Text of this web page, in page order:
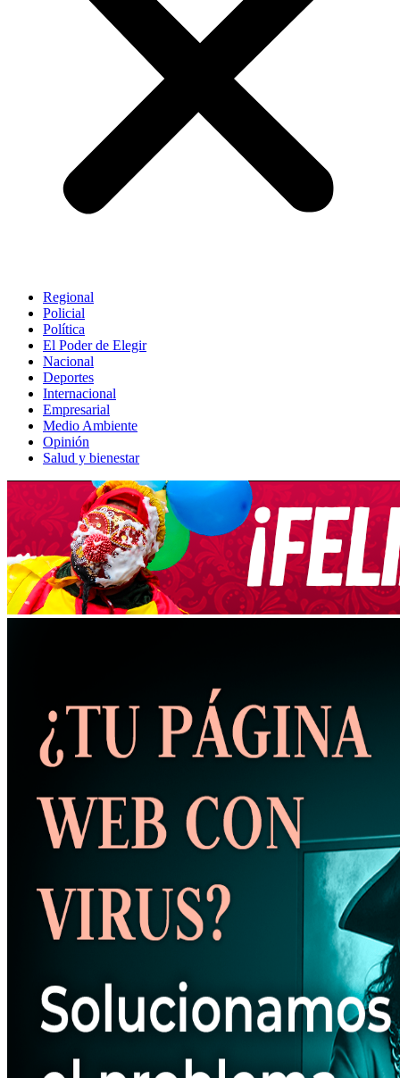
Regional
Policial
Política
El Poder de Elegir
Nacional
Deportes
Internacional
Empresarial
Medio Ambiente
Opinión
Salud y bienestar